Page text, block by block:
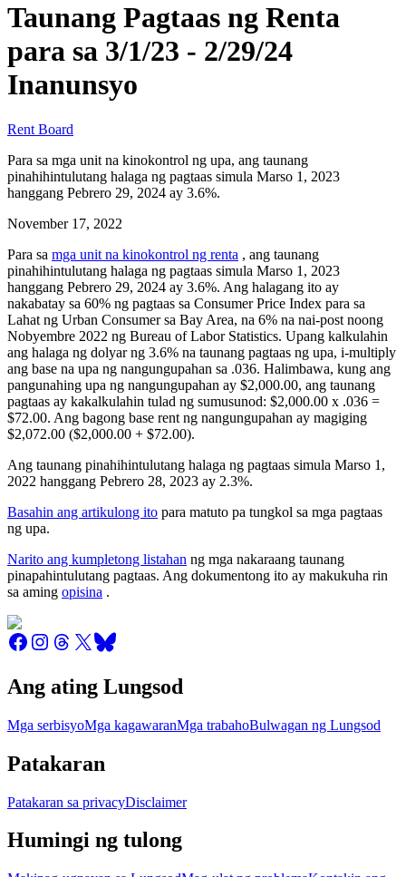
Taunang Pagtaas ng Renta
para sa 3/1/23 - 2/29/24
Inanunsyo
Rent Board
Para sa mga unit na kinokontrol ng upa, ang taunang
pinahihintulutang halaga ng pagtaas simula Marso 1, 2023
hanggang Pebrero 29, 2024 ay 3.6%.
November 17, 2022
Para sa mga unit na kinokontrol ng renta , ang taunang
pinahihintulutang halaga ng pagtaas simula Marso 1, 2023
hanggang Pebrero 29, 2024 ay 3.6%. Ang halagang ito ay
nakabatay sa 60% ng pagtaas sa Consumer Price Index para sa
Lahat ng Urban Consumer sa Bay Area, na 6% na nai-post noong
Nobyembre 2022 ng Bureau of Labor Statistics. Upang kalkulahin
ang halaga ng dolyar ng 3.6% na taunang pagtaas ng upa, i-multiply
ang base na upa ng nangungupahan sa .036. Halimbawa, kung ang
pangunahing upa ng nangungupahan ay $2,000.00, ang taunang
pagtaas ay kakalkulahin tulad ng sumusunod: $2,000.00 x .036 =
$72.00. Ang bagong base rent ng nangungupahan ay magiging
$2,072.00 ($2,000.00 + $72.00).
Ang taunang pinahihintulutang halaga ng pagtaas simula Marso 1,
2022 hanggang Pebrero 28, 2023 ay 2.3%.
Basahin ang artikulong ito para matuto pa tungkol sa mga pagtaas
ng upa.
Narito ang kumpletong listahan ng mga nakaraang taunang
pinapahintulutang pagtaas. Ang dokumentong ito ay makukuha rin
sa aming opisina .
Ang ating Lungsod
Mga serbisyoMga kagawaranMga trabahoBulwagan ng Lungsod
Patakaran
Patakaran sa privacyDisclaimer
Humingi ng tulong